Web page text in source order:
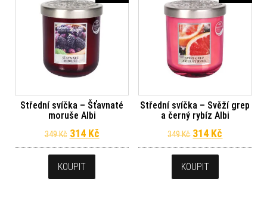
Střední svíčka – Šťavnaté
moruše Albi
349Kč Původní cena byla: 349 Kč.
314 KčAktuální cena je: 314 Kč.
KOUPIT
Střední svíčka – Svěží grep
a černý rybíz Albi
349Kč Původní cena
314 Kč
KOUPIT